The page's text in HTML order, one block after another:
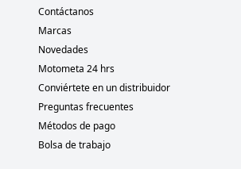
Contáctanos
Marcas
Novedades
Motometa 24 hrs
Conviértete en un distribuidor
Preguntas frecuentes
Métodos de pago
Bolsa de trabajo